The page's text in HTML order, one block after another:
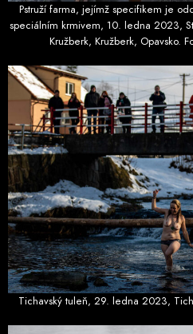
Pstruží farma, jejímž specifikem je
speciálním krmivem, 10. ledna 2023,
Kružberk, Kružberk, Opavsko.
Tichavský tuleň, 29. ledna 2023,